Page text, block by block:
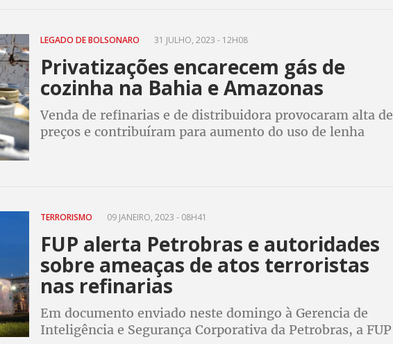
LEGADO DE BOLSONARO 31 JULHO, 2023 - 12H08
Privatizações encarecem gás de
cozinha na Bahia e Amazonas
Venda de refinarias e de distribuidora provocaram alta de
preços e contribuíram para aumento do uso de lenha
TERRORISMO 09 JANEIRO, 2023 - 08H41
FUP alerta Petrobras e autoridades
sobre ameaças de atos terroristas
nas refinarias
Em documento enviado neste domingo à Gerencia de
Inteligência e Segurança Corporativa da Petrobras, a FUP